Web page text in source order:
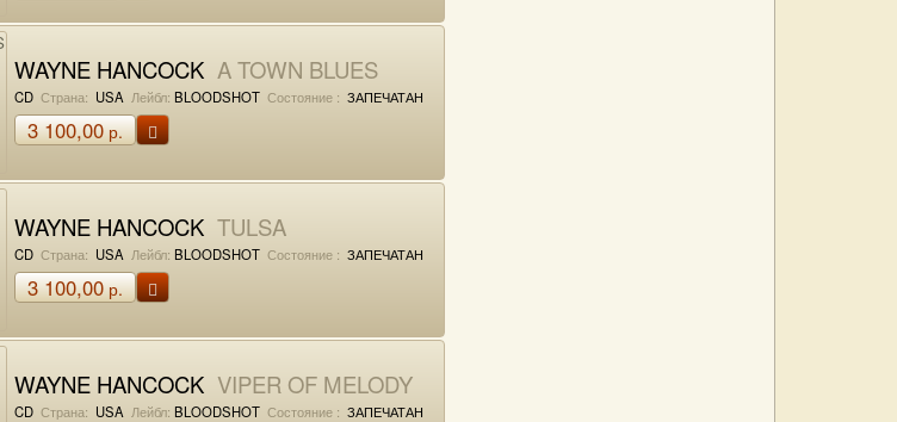
WAYNE HANCOCK A TOWN BLUES
CD Страна: USA Лейбл: BLOODSHOT Состояние : ЗАПЕЧАТАН
3 100,00р.
WAYNE HANCOCK TULSA
CD Страна: USA Лейбл: BLOODSHOT Состояние : ЗАПЕЧАТАН
3 100,00р.
WAYNE HANCOCK VIPER OF MELODY
CD Страна: USA Лейбл: BLOODSHOT Состояние : ЗАПЕЧАТАН